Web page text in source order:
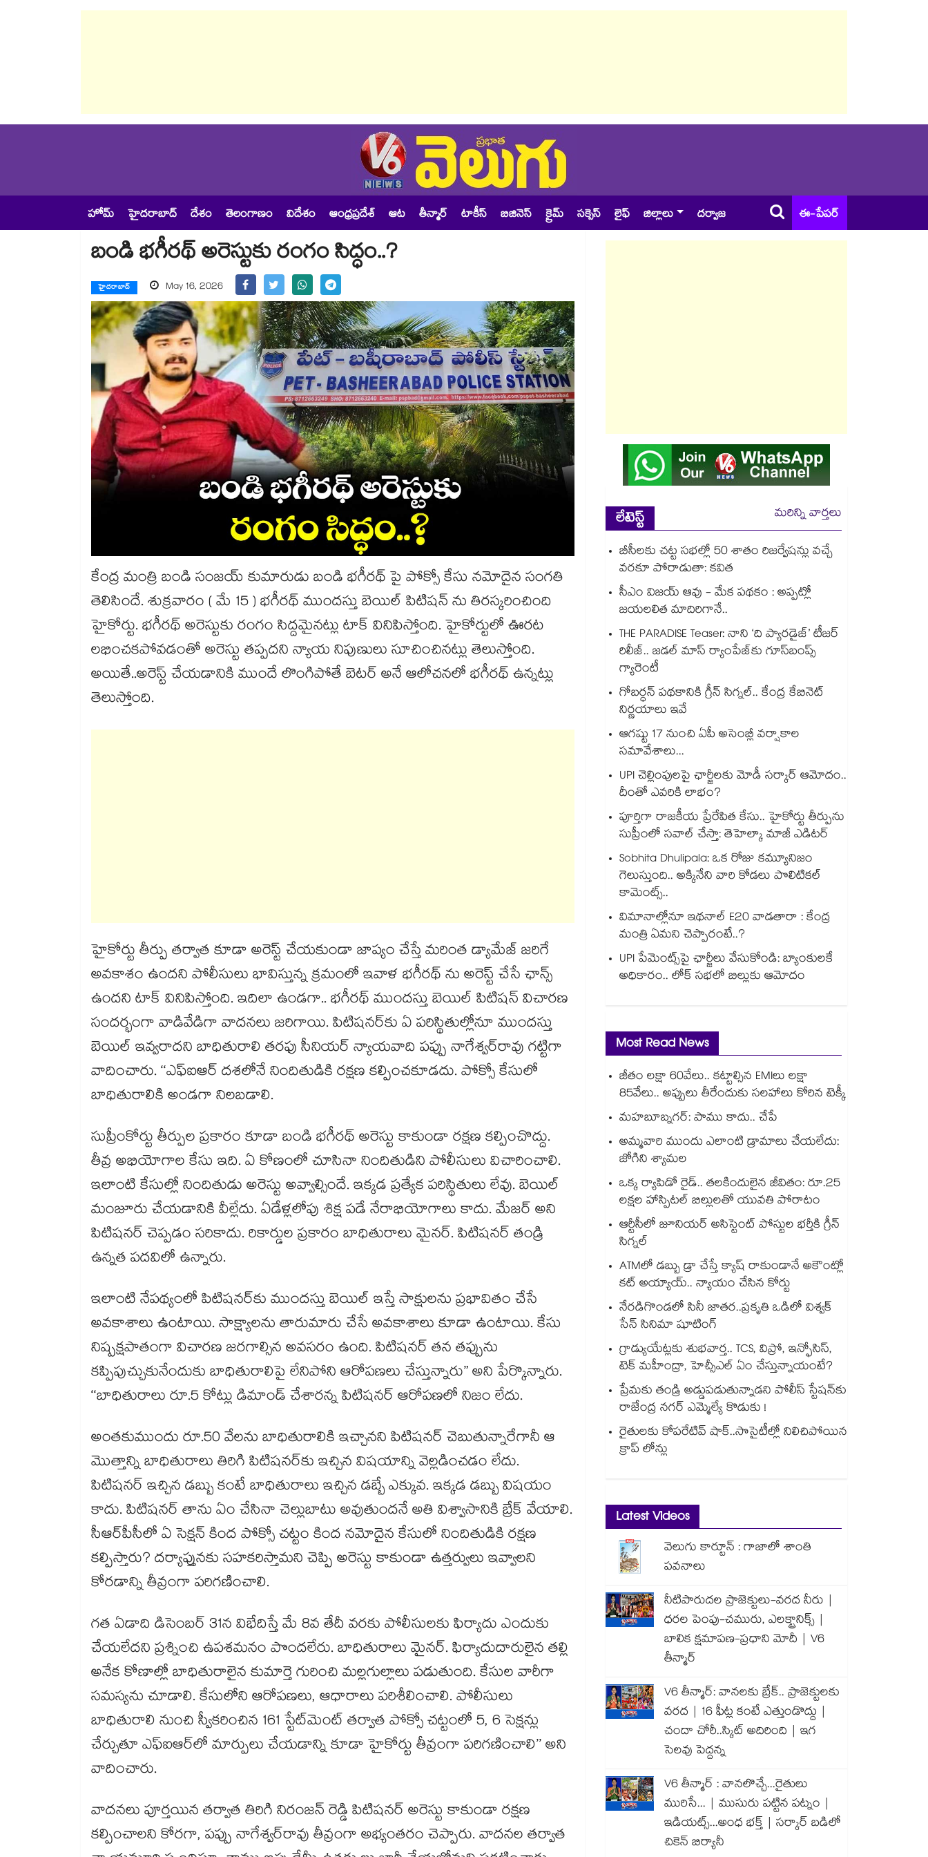
హోమ్ హైదరాబాద్ దేశం తెలంగాణం విదేశం ఆంధ్రప్రదేశ్ ఆట తీన్మార్ టాకీస్ బిజినెస్ క్రైమ్ సక్సెస్ లైఫ్ జిల్లాలు దర్వాజ ఈ-పేపర్
బండి భగీరథ్ అరెస్టుకు రంగం సిద్ధం..?
హైదరాబాద్ May 16, 2026
కేంద్ర మంత్రి బండి సంజయ్ కుమారుడు బండి భగీరథ్ పై పోక్సో కేసు నమోదైన సంగతి
తెలిసిందే. శుక్రవారం ( మే 15 ) భగీరథ్ ముందస్తు బెయిల్ పిటిషన్ ను తిరస్కరించింది
హైకోర్టు. భగీరథ్ అరెస్టుకు రంగం సిద్దమైనట్లు టాక్ వినిపిస్తోంది. హైకోర్టులో ఊరట
లభించకపోవడంతో అరెస్టు తప్పదని న్యాయ నిపుణులు సూచించినట్లు తెలుస్తోంది.
అయితే..అరెస్ట్ చేయడానికి ముందే లొంగిపోతే బెటర్ అనే ఆలోచనలో భగీరథ్ ఉన్నట్లు
తెలుస్తోంది.
హైకోర్టు తీర్పు తర్వాత కూడా అరెస్ట్ చేయకుండా జాప్యం చేస్తే మరింత డ్యామేజ్ జరిగే
అవకాశం ఉందని పోలీసులు భావిస్తున్న క్రమంలో ఇవాళ భగీరథ్ ను అరెస్ట్ చేసే ఛాన్స్
ఉందని టాక్ వినిపిస్తోంది. ఇదిలా ఉండగా.. భగీరథ్ ముందస్తు బెయిల్ పిటిషన్ విచారణ
సందర్భంగా వాడివేడిగా వాదనలు జరిగాయి. పిటిషనర్‌కు ఏ పరిస్థితుల్లోనూ ముందస్తు
బెయిల్‌ ఇవ్వరాదని బాధితురాలి తరఫు సీనియర్‌ న్యాయవాది పప్పు నాగేశ్వర్‌రావు గట్టిగా
వాదించారు. ‘‘ఎఫ్‌ఐఆర్‌ దశలోనే నిందితుడికి రక్షణ కల్పించకూడదు. పోక్సో కేసులో
బాధితురాలికి అండగా నిలబడాలి.
సుప్రీంకోర్టు తీర్పుల ప్రకారం కూడా బండి భగీరథ్‌ అరెస్టు కాకుండా రక్షణ కల్పించొద్దు.
తీవ్ర అభియోగాల కేసు ఇది. ఏ కోణంలో చూసినా నిందితుడిని పోలీసులు విచారించాలి.
ఇలాంటి కేసుల్లో నిందితుడు అరెస్టు అవ్వాల్సిందే. ఇక్కడ ప్రత్యేక పరిస్థితులు లేవు. బెయిల్‌
మంజూరు చేయడానికి వీల్లేదు. ఏడేళ్లలోపు శిక్ష పడే నేరాభియోగాలు కాదు. మేజర్‌ అని
పిటిషనర్‌ చెప్పడం సరికాదు. రికార్డుల ప్రకారం బాధితురాలు మైనర్‌. పిటిషనర్‌ తండ్రి
ఉన్నత పదవిలో ఉన్నారు.
ఇలాంటి నేపథ్యంలో పిటిషనర్‌కు ముందస్తు బెయిల్‌ ఇస్తే సాక్షులను ప్రభావితం చేసే
అవకాశాలు ఉంటాయి. సాక్ష్యాలను తారుమారు చేసే అవకాశాలు కూడా ఉంటాయి. కేసు
నిష్పక్షపాతంగా విచారణ జరగాల్సిన అవసరం ఉంది. పిటిషనర్‌ తన తప్పును
కప్పిపుచ్చుకునేందుకు బాధితురాలిపై లేనిపోని ఆరోపణలు చేస్తున్నారు” అని పేర్కొన్నారు.
‘‘బాధితురాలు రూ.5 కోట్లు డిమాండ్‌ చేశారన్న పిటిషనర్‌ ఆరోపణలో నిజం లేదు.
అంతకుముందు రూ.50 వేలను బాధితురాలికి ఇచ్చానని పిటిషనర్‌ చెబుతున్నారేగానీ ఆ
మొత్తాన్ని బాధితురాలు తిరిగి పిటిషనర్‌కు ఇచ్చిన విషయాన్ని వెల్లడించడం లేదు.
పిటిషనర్‌ ఇచ్చిన డబ్బు కంటే బాధితురాలు ఇచ్చిన డబ్బే ఎక్కువ. ఇక్కడ డబ్బు విషయం
కాదు. పిటిషనర్‌ తాను ఏం చేసినా చెల్లుబాటు అవుతుందనే అతి విశ్వాసానికి బ్రేక్‌ వేయాలి.
సీఆర్‌పీసీలో ఏ సెక్షన్‌ కింద పోక్సో చట్టం కింద నమోదైన కేసులో నిందితుడికి రక్షణ
కల్పిస్తారు? దర్యాప్తునకు సహకరిస్తామని చెప్పి అరెస్టు కాకుండా ఉత్తర్వులు ఇవ్వాలని
కోరడాన్ని తీవ్రంగా పరిగణించాలి.
గత ఏడాది డిసెంబర్‌ 31న విభేదిస్తే మే 8వ తేదీ వరకు పోలీసులకు ఫిర్యాదు ఎందుకు
చేయలేదని ప్రశ్నించి ఉపశమనం పొందలేరు. బాధితురాలు మైనర్‌. ఫిర్యాదుదారులైన తల్లి
అనేక కోణాల్లో బాధితురాలైన కుమార్తె గురించి మల్లగుల్లాలు పడుతుంది. కేసుల వారీగా
సమస్యను చూడాలి. కేసులోని ఆరోపణలు, ఆధారాలు పరిశీలించాలి. పోలీసులు
బాధితురాలి నుంచి స్వీకరించిన 161 స్టేట్‌మెంట్‌ తర్వాత పోక్సో చట్టంలో 5, 6 సెక్షన్లు
చేర్చుతూ ఎఫ్‌ఐఆర్‌లో మార్పులు చేయడాన్ని కూడా హైకోర్టు తీవ్రంగా పరిగణించాలి’’ అని
వాదించారు.
వాదనలు పూర్తయిన తర్వాత తిరిగి నిరంజన్‌ రెడ్డి పిటిషనర్‌ అరెస్టు కాకుండా రక్షణ
కల్పించాలని కోరగా, పప్పు నాగేశ్వర్‌రావు తీవ్రంగా అభ్యంతరం చెప్పారు. వాదనల తర్వాత
లేటెస్ట్
మరిన్ని వార్తలు
బీసీలకు చట్ట సభల్లో 50 శాతం రిజర్వేషన్లు వచ్చే
వరకూ పోరాడుతా: కవిత
సీఎం విజయ్ ఆవు - మేక పథకం : అప్పట్లో
జయలలిత మాదిరిగానే..
THE PARADISE Teaser: నాని ‘ది ప్యారడైజ్‌‌’ టీజర్
రిలీజ్.. జడల్ మాస్ ర్యాంపేజ్‌కు గూస్‌బంప్స్
గ్యారెంటీ
గోబర్ధన్ పథకానికి గ్రీన్ సిగ్నల్.. కేంద్ర కేబినెట్
నిర్ణయాలు ఇవే
ఆగష్టు 17 నుంచి ఏపీ అసెంబ్లీ వర్షాకాల
సమావేశాలు...
UPI చెల్లింపులపై ఛార్జీలకు మోడీ సర్కార్ ఆమోదం..
దీంతో ఎవరికి లాభం?
పూర్తిగా రాజకీయ ప్రేరేపిత కేసు.. హైకోర్టు తీర్పును
సుప్రీంలో సవాల్ చేస్తా: తెహెల్కా మాజీ ఎడిటర్
Sobhita Dhulipala: ఒక రోజు కమ్యూనిజం
గెలుస్తుంది.. అక్కినేని వారి కోడలు పొలిటికల్
కామెంట్స్..
విమానాల్లోనూ ఇథనాల్ E20 వాడతారా : కేంద్ర
మంత్రి ఏమని చెప్పారంటే..?
UPI పేమెంట్స్⁪పై ఛార్జీలు వేసుకోండి: బ్యాంకులకే
అధికారం.. లోక్ సభలో బిల్లుకు ఆమోదం
Most Read News
జీతం లక్షా 60వేలు.. కట్టాల్సిన EMIలు లక్షా
85వేలు.. అప్పులు తీరేందుకు సలహాలు కోరిన టెక్కీ
మహబూబ్నగర్: పాము కాదు.. చేపే
అమ్మవారి ముందు ఎలాంటి డ్రామాలు చేయలేదు:
జోగిని శ్యామల
ఒక్క ర్యాపిడో రైడ్.. తలకిందులైన జీవితం: రూ.25
లక్షల హాస్పిటల్ బిల్లులతో యువతి పోరాటం
ఆర్టీసీలో జూనియర్ అసిస్టెంట్‌‌ పోస్టుల భర్తీకి గ్రీన్‌‌
సిగ్నల్
ATMలో డబ్బు డ్రా చేస్తే క్యాష్ రాకుండానే అకౌంట్లో
కట్ అయ్యాయ్.. న్యాయం చేసిన కోర్టు
నేరడిగొండలో సినీ జాతర..ప్రకృతి ఒడిలో విశ్వక్
సేన్ సినిమా షూటింగ్
గ్రాడ్యుయేట్లకు శుభవార్త.. TCS, విప్రో, ఇన్ఫోసిస్,
టెక్ మహీంద్రా, హెచ్సీఎల్ ఏం చేస్తున్నాయంటే?
ప్రేమకు తండ్రి అడ్డుపడుతున్నాడని పోలీస్ స్టేషన్⁪కు
రాజేంద్ర నగర్ ఎమ్మెల్యే కొడుకు !
రైతులకు కోపరేటివ్ షాక్..సొసైటీల్లో నిలిచిపోయిన
క్రాప్ లోన్లు
Latest Videos
వెలుగు కార్టూన్ : గాజాలో శాంతి
పవనాలు
నీటిపారుదల ప్రాజెక్టులు-వరద నీరు |
ధరల పెంపు-చమురు, ఎలక్ట్రానిక్స్ |
బాలిక క్షమాపణ-ప్రధాని మోదీ | V6
తీన్మార్
V6 తీన్మార్: వానలకు బ్రేక్.. ప్రాజెక్టులకు
వరద | 16 ఫీట్ల కంటే ఎత్తుండొద్దు |
చందా చోరీ..స్కిట్ అదిరింది | ఇగ
సెలవు పెద్దన్న
V6 తీన్మార్ : వానలొచ్చే...రైతులు
మురిసే... | ముసురు పట్టిన పట్నం |
ఇడియట్స్...అంధ భక్త్ | సర్కార్ బడిలో
చికెన్ బిర్యానీ